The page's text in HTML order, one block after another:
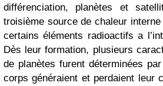
différenciation, planètes et
troisième source de chaleur
certains éléments radioactifs a
Dès leur formation, plusieurs
de planètes furent déterminées
corps généraient et perdaient leur